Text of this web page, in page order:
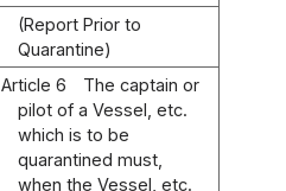
(Report Prior to
Quarantine)
Article 6
The captain or
pilot of a Vessel, etc.
which is to be
quarantined must,
when the Vessel, etc.